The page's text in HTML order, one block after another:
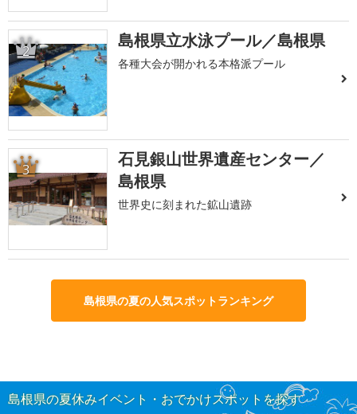
2 島根県立水泳プール／島根県
各種大会が開かれる本格派プール
3
石見銀山世界遺産センター／
島根県
世界史に刻まれた鉱山遺跡
島根県の夏の人気スポットランキング
島根県の夏休みイベント・おでかけスポットを探す